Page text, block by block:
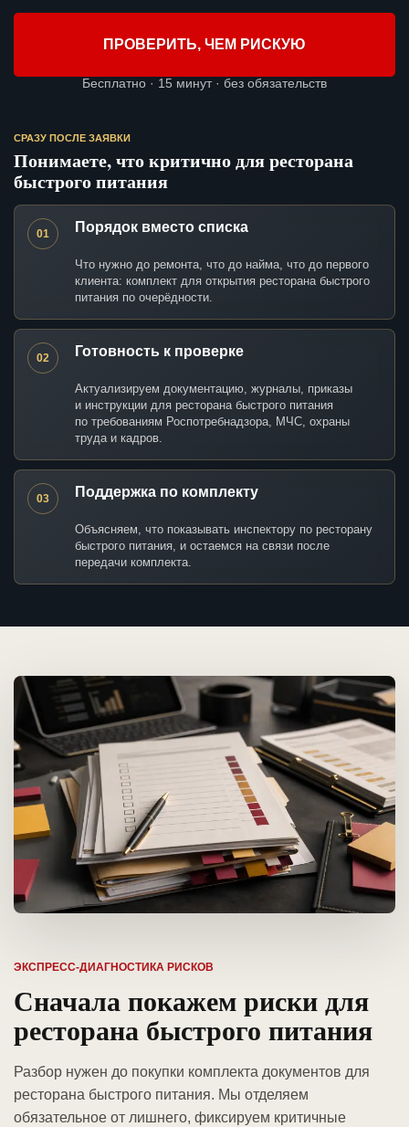
ПРОВЕРИТЬ, ЧЕМ РИСКУЮ
Бесплатно · 15 минут · без обязательств
СРАЗУ ПОСЛЕ ЗАЯВКИ
Понимаете, что критично для ресторана
быстрого питания
01 Порядок вместо списка
Что нужно до ремонта, что до найма, что до первого
клиента: комплект для открытия ресторана быстрого
питания по очерёдности.
02 Готовность к проверке
Актуализируем документацию, журналы, приказы
и инструкции для ресторана быстрого питания
по требованиям Роспотребнадзора, МЧС, охраны
труда и кадров.
03 Поддержка по комплекту
Объясняем, что показывать инспектору по ресторану
быстрого питания, и остаемся на связи после
передачи комплекта.
ЭКСПРЕСС-ДИАГНОСТИКА РИСКОВ
Сначала покажем риски для
ресторана быстрого питания
Разбор нужен до покупки комплекта документов для
ресторана быстрого питания. Мы отделяем
обязательное от лишнего, фиксируем критичные